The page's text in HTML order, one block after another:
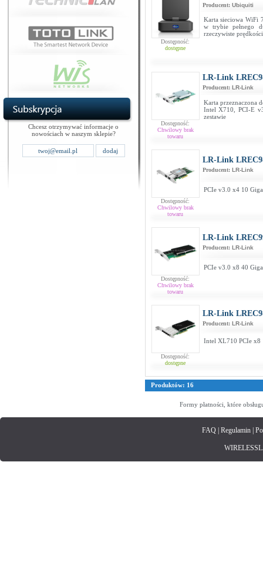
Chcesz otrzymywać informacje o
nowościach w naszym sklepie?
Dostępność:
dostępne
Producent: Ubiquiti
Karta sieciowa WiFi
w trybie pełnego
rzeczywiste
Dostępność:
Chwilowy brak
towaru
LR-Link
Producent: LR-Link
Karta przeznaczona
Intel X710, PCI-E
zestawie
Dostępność:
Chwilowy brak
towaru
LR-Link
Producent: LR-Link
PCIe v3.0 x4 10
Dostępność:
Chwilowy brak
towaru
LR-Link
Producent: LR-Link
PCIe v3.0 x8 40
Dostępność:
dostępne
LR-Link
Producent: LR-Link
Intel XL710 PCIe x8
Produktów: 16
Formy płatności, które
FAQ| Regulamin|